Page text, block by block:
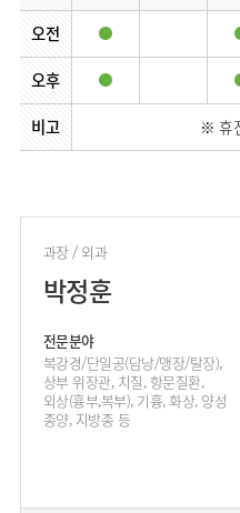
인터벤션센터
중환자실
인지장애
류마티스센터
정신건강의학과
가정의학과
치과
마취통증의학과
오전
오후
비고
※ 휴
과장 / 외과
박정훈
전문분야
​복강경/단일공(담낭/맹장/탈장),
상부 위장관, 치질, 항문질환,
외상(흉부,복부), 기흉, 화상, 양성
종양, 지방종 등